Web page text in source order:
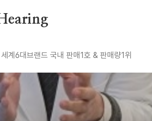
세계6대브랜드 국내 판매1호 & 판매량1위